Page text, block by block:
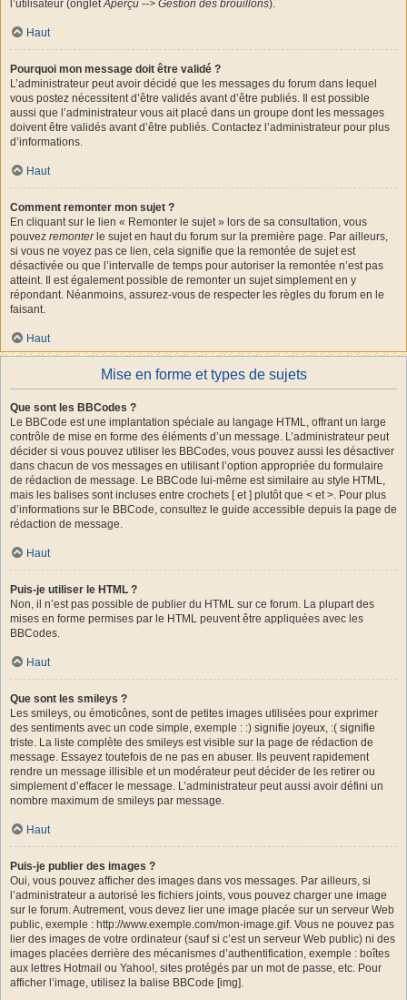
l’utilisateur (ongletAperçu --> Gestion des brouillons).
Haut
Pourquoi mon message doit être validé ?
L’administrateur peut avoir décidé que les messages du forum dans lequel
vous postez nécessitent d’être validés avant d’être publiés. Il est possible
aussi que l’administrateur vous ait placé dans un groupe dont les messages
doivent être validés avant d’être publiés. Contactez l’administrateur pour plus
d’informations.
Haut
Comment remonter mon sujet ?
En cliquant sur le lien « Remonter le sujet » lors de sa consultation, vous
pouvez remonterle sujet en haut du forum sur la première page. Par ailleurs,
si vous ne voyez pas ce lien, cela signifie que la remontée de sujet est
désactivée ou que l’intervalle de temps pour autoriser la remontée n’est pas
atteint. Il est également possible de remonter un sujet simplement en y
répondant. Néanmoins, assurez-vous de respecter les règles du forum en le
faisant.
Haut
Mise en forme et types de sujets
Que sont les BBCodes ?
Le BBCode est une implantation spéciale au langage HTML, offrant un large
contrôle de mise en forme des éléments d’un message. L’administrateur peut
décider si vous pouvez utiliser les BBCodes, vous pouvez aussi les désactiver
dans chacun de vos messages en utilisant l’option appropriée du formulaire
de rédaction de message. Le BBCode lui-même est similaire au style HTML,
mais les balises sont incluses entre crochets [ et ] plutôt que < et >. Pour plus
d’informations sur le BBCode, consultez le guide accessible depuis la page de
rédaction de message.
Haut
Puis-je utiliser le HTML ?
Non, il n’est pas possible de publier du HTML sur ce forum. La plupart des
mises en forme permises par le HTML peuvent être appliquées avec les
BBCodes.
Haut
Que sont les smileys ?
Les smileys, ou émoticônes, sont de petites images utilisées pour exprimer
des sentiments avec un code simple, exemple : :) signifie joyeux, :( signifie
triste. La liste complète des smileys est visible sur la page de rédaction de
message. Essayez toutefois de ne pas en abuser. Ils peuvent rapidement
rendre un message illisible et un modérateur peut décider de les retirer ou
simplement d’effacer le message. L’administrateur peut aussi avoir défini un
nombre maximum de smileys par message.
Haut
Puis-je publier des images ?
Oui, vous pouvez afficher des images dans vos messages. Par ailleurs, si
l’administrateur a autorisé les fichiers joints, vous pouvez charger une image
sur le forum. Autrement, vous devez lier une image placée sur un serveur Web
public, exemple : http://www.exemple.com/mon-image.gif. Vous ne pouvez pas
lier des images de votre ordinateur (sauf si c’est un serveur Web public) ni des
images placées derrière des mécanismes d’authentification, exemple : boîtes
aux lettres Hotmail ou Yahoo!, sites protégés par un mot de passe, etc. Pour
afficher l’image, utilisez la balise BBCode [img].